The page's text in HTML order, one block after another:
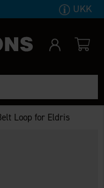
UKK
Loop for Eldris